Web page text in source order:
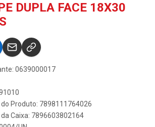
DUPLA FACE 18X30
0639000017
Produto: 7898111764026
Caixa: 7896603802164